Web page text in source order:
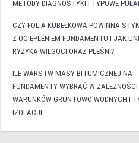
METODY DIAGNOSTYKI I TYPOWE
CZY FOLIA KUBEŁKOWA POWINNA
Z OCIEPLENIEM FUNDAMENTU I JAK
RYZYKA WILGOCI ORAZ PLEŚNI?
ILE WARSTW MASY BITUMICZNEJ NA
FUNDAMENTY WYBRAĆ W ZALEŻNOŚCI
WARUNKÓW GRUNTOWO-WODNYCH I
IZOLACJI